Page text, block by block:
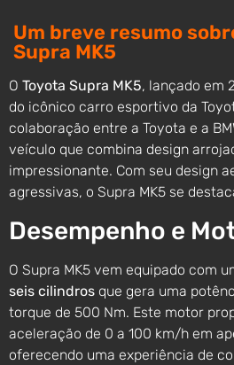
Um breve resumo
Supra MK5
O Toyota Supra MK5, lançado em
do icônico carro esportivo da
colaboração entre a Toyota e a
veículo que combina design
impressionante. Com seu design
agressivas, o Supra MK5 se
Desempenho e
O Supra MK5 vem equipado com
seis cilindros que gera uma
torque de 500 Nm. Este motor
aceleração de 0 a 100 km/h em
oferecendo uma experiência de